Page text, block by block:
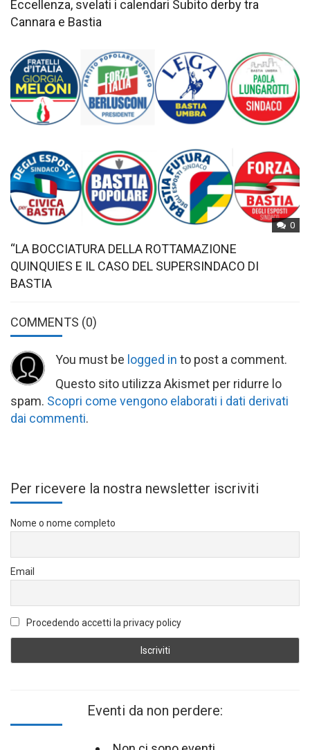
Eccellenza, svelati i calendari Subito derby tra
Cannara e Bastia
0
“LA BOCCIATURA DELLA ROTTAMAZIONE
QUINQUIES E IL CASO DEL SUPERSINDACO DI
BASTIA
COMMENTS (0)
You must be logged in to post a comment.
Questo sito utilizza Akismet per ridurre lo
spam. Scopri come vengono elaborati i dati derivati
dai commenti.
Per ricevere la nostra newsletter iscriviti
Nome o nome completo
Email
Procedendo accetti la privacy policy
Eventi da non perdere: